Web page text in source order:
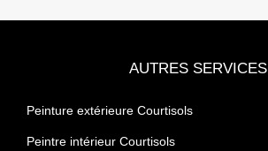
AUTRES SERVICES
Peinture extérieure Courtisols
Peintre intérieur Courtisols